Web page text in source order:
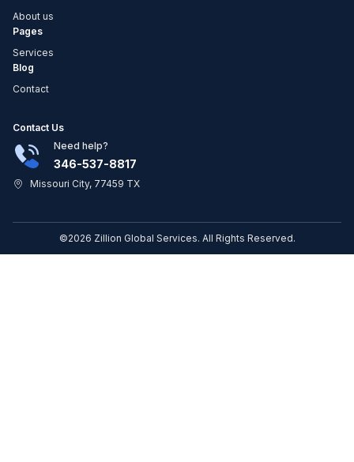
About us
Pages
Services
Blog
Contact
Contact Us
Need help?
346-537-8817
Missouri City, 77459 TX
©2026 Zillion Global Services. All Rights Reserved.